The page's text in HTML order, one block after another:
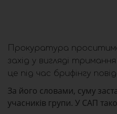
Прокуратура
захід у вигляді
це під час брифінгу
За його словами, суму
учасників групи. У САП